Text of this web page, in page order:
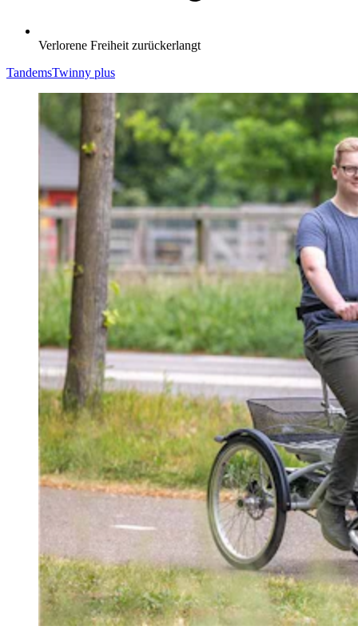
Verlorene Freiheit zurückerlangt
TandemsTwinny plus